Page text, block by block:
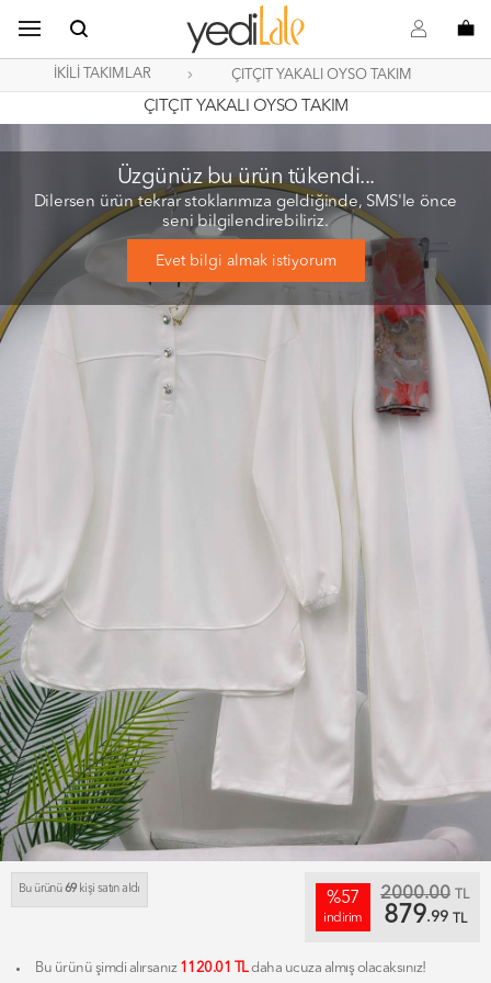
s o B
İKİLİ TAKIMLAR ÇITÇIT YAKALI OYSO TAKIM
ÇITÇIT YAKALI OYSO TAKIM
Üzgünüz bu ürün tükendi...
Dilersen ürün tekrar stoklarımıza geldiğinde, SMS'le önce
seni bilgilendirebiliriz.
Evet bilgi almak istiyorum
Bu ürünü69kişi satın aldı
%57
indirim
2000.00 TL
879.99 TL
Bu ürünü şimdi alırsanız 1120.01 TLdaha ucuza almış olacaksınız!